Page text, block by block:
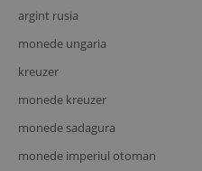
argint rusia
monede ungaria
kreuzer
monede kreuzer
monede sadagura
monede imperiul otoman